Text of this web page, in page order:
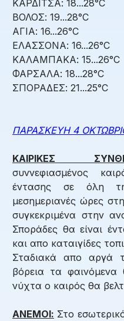
ΚΑΡΔΙΤΣΑ: 18...28°C
ΒΟΛΟΣ: 19...28°C
ΑΓΙΑ: 16...26°C
ΕΛΑΣΣΟΝΑ: 16...26°C
ΚΑΛΑΜΠΑΚΑ: 15...26°C
ΦΑΡΣΑΛΑ: 18...28°C
ΣΠΟΡΑΔΕΣ: 21...25°C
ΠΑΡΑΣΚΕΥΗ 4
ΚΑΙΡΙΚΕΣ
συννεφιασμένος
έντασης σε όλη
μεσημεριανές ώρες
συγκεκριμένα στην
Σποράδες θα είναι
και απο καταιγίδες
Σταδιακά απο αργά
βόρεια τα
νύχτα ο καιρός θα
ΑΝΕΜΟΙ: Στο